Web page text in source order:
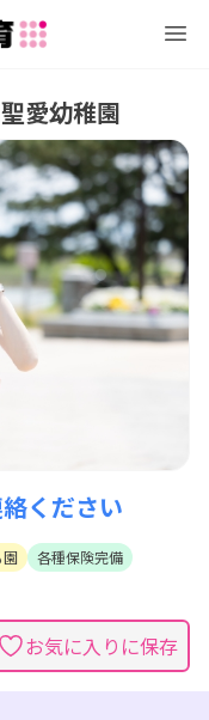
愛幼稚園
ください
各種保険完備
お気に入りに保存